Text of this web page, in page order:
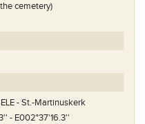
cemetery)
- St.-Martinuskerk
- E002°37'16.3''